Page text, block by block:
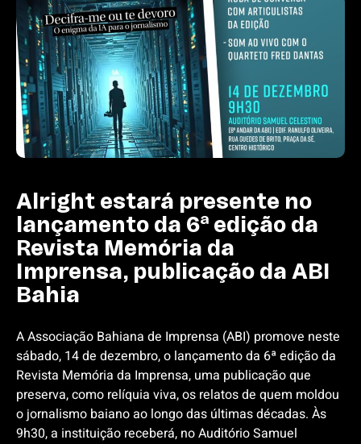
Alright estará presente no
lançamento da 6ª edição da
Revista Memória da
Imprensa, publicação da ABI
Bahia
A Associação Bahiana de Imprensa (ABI) promove neste
sábado, 14 de dezembro, o lançamento da 6ª edição da
Revista Memória da Imprensa, uma publicação que
preserva, como relíquia viva, os relatos de quem moldou
o jornalismo baiano ao longo das últimas décadas. Às
9h30, a instituição receberá, no Auditório Samuel